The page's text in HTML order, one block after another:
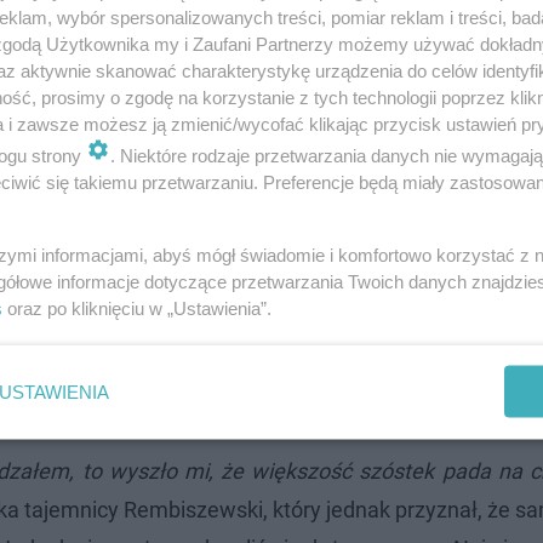
ile zażądał taksówkarz
tajemnicę
nagrody w Lotto. Niektórym się to udaje, o czym
roku w małopolskim Skrzyszowie. Szczęśliwiec
sobie szczerze, że takie wygrane nie trafiają się
„Pana Lotto”? Ryszard Rembiszewski sekret
wprost stwierdził:
to wyszło mi, że większość szóstek pada na
tajemnicy Rembiszewski, który jednak przyznał, że
wybór spersonalizowanych treści, pomiar reklam i treści,
Użytkownika my i Zaufani Partnerzy możemy używać
aktywnie skanować charakterystykę urządzenia do celów
prosimy o zgodę na korzystanie z tych technologii poprzez
i zawsze możesz ją zmienić/wycofać klikając przycisk ustawień
strony
. Niektóre rodzaje przetwarzania danych nie
się takiemu przetwarzaniu. Preferencje będą miały
informacjami, abyś mógł świadomie i komfortowo korzystać z
informacje dotyczące przetwarzania Twoich danych
oraz po kliknięciu w „Ustawienia”.
USTAWIENIA